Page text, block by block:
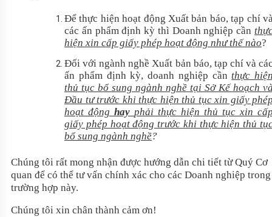
Để thực hiện hoạt động Xuất bản báo, tạp chí
các ấn phẩm định kỳ thì Doanh nghiệp cần
hiện xin cấp giấy phép hoạt động như thế nào?
Đối với ngành nghề Xuất bản báo, tạp chí và
ấn phẩm định kỳ, doanh nghiệp cầnthực
thủ tục bổ sung ngành nghề tại Sở Kế hoạch
Đầu tư trước khi thực hiện thủ tục xin giấy
hoạt động hay phải thực hiện thủ tục xin
giấy phép hoạt động trước khi thực hiện thủ
bổ sung ngành nghề?
Chúng tôi rất mong nhận được hướng dẫn chi tiết từ Quý Cơ
quan để có thể tư vấn chính xác cho các Doanh nghiệp trong
trường hợp này.
Chúng tôi xin chân thành cảm ơn!